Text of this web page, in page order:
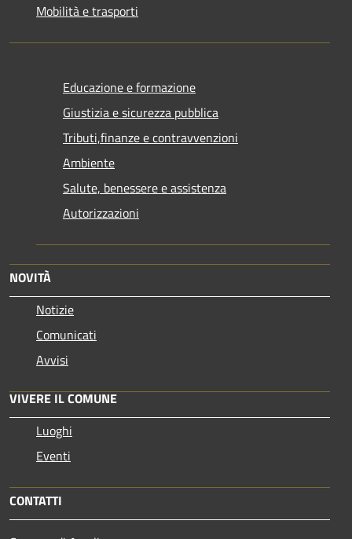
Mobilità e trasporti
Educazione e formazione
Giustizia e sicurezza pubblica
Tributi,finanze e contravvenzioni
Ambiente
Salute, benessere e assistenza
Autorizzazioni
NOVITÀ
Notizie
Comunicati
Avvisi
VIVERE IL COMUNE
Luoghi
Eventi
CONTATTI